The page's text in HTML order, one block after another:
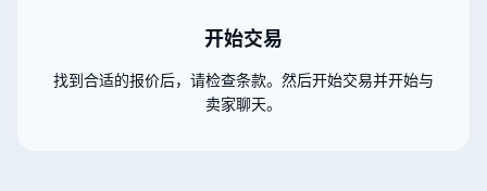
开始交易
找到合适的报价后，请检查条款。然后开始交易并开始与
卖家聊天。